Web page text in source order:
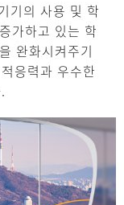
기의 사용 및 학
가하고 있는 학
완화시켜주기
응력과 우수한